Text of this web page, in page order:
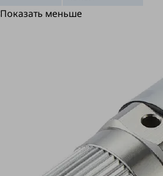
Показать меньше